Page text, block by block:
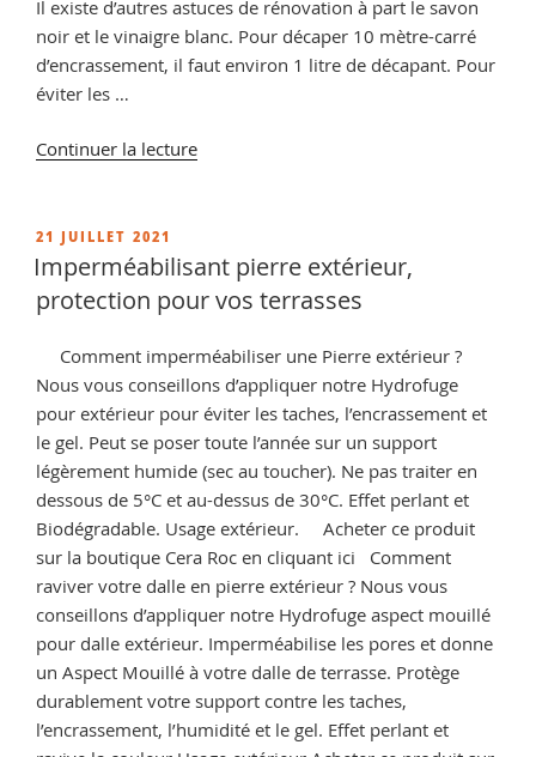
Il existe d’autres astuces de rénovation à part le savon
noir et le vinaigre blanc. Pour décaper 10 mètre-carré
d’encrassement, il faut environ 1 litre de décapant. Pour
éviter les …
Continuer la lecturede
terre
cuite
sale
? »
PUBLIÉ
LE
21 JUILLET 2021
Imperméabilisant pierre extérieur,
protection pour vos terrasses
Comment imperméabiliser une Pierre extérieur ?
Nous vous conseillons d’appliquer notre Hydrofuge
pour extérieur pour éviter les taches, l’encrassement et
le gel. Peut se poser toute l’année sur un support
légèrement humide (sec au toucher). Ne pas traiter en
dessous de 5°C et au-dessus de 30°C. Effet perlant et
Biodégradable. Usage extérieur. Acheter ce produit
sur la boutique Cera Roc en cliquant ici Comment
raviver votre dalle en pierre extérieur ? Nous vous
conseillons d’appliquer notre Hydrofuge aspect mouillé
pour dalle extérieur. Imperméabilise les pores et donne
un Aspect Mouillé à votre dalle de terrasse. Protège
durablement votre support contre les taches,
l’encrassement, l’humidité et le gel. Effet perlant et